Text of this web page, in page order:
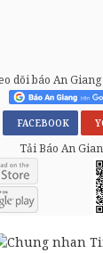
dõi báo An
FACEBOOK
Tải Báo An